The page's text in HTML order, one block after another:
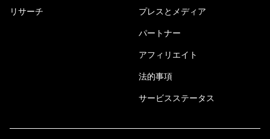
リサーチ プレスとメディア
パートナー
アフィリエイト
法的事項
サービスステータス